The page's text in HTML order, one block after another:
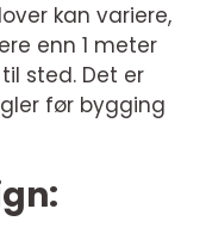
kan variere,
enn 1 meter
sted. Det er
før bygging